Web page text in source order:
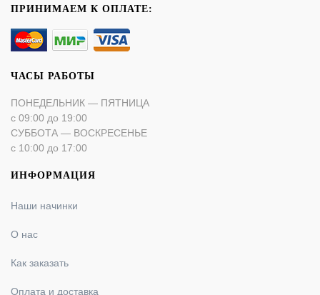
ПРИНИМАЕМ К ОПЛАТЕ:
ЧАСЫ РАБОТЫ
ПОНЕДЕЛЬНИК — ПЯТНИЦА
с 09:00 до 19:00
СУББОТА — ВОСКРЕСЕНЬЕ
с 10:00 до 17:00
ИНФОРМАЦИЯ
Наши начинки
О нас
Как заказать
Оплата и доставка